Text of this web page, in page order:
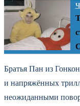
Братья Пан из
и напряжённых
неожиданными